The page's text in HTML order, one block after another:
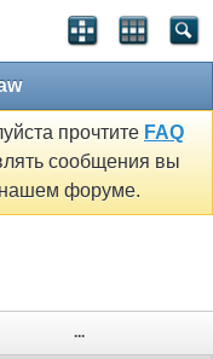
прочтите FAQ
сообщения вы
форуме.
...